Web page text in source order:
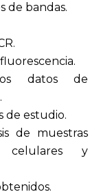
de bandas.
datos de
de estudio.
de muestras
celulares y